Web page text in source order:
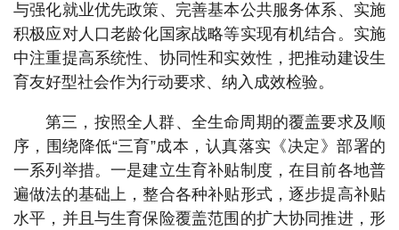
与强化就业优先政策、完善基本公共服务体系、实施
积极应对人口老龄化国家战略等实现有机结合。实施
中注重提高系统性、协同性和实效性，把推动建设生
育友好型社会作为行动要求、纳入成效检验。
第三，按照全人群、全生命周期的覆盖要求及顺
序，围绕降低“三育”成本，认真落实《决定》部署的
一系列举措。一是建立生育补贴制度，在目前各地普
遍做法的基础上，整合各种补贴形式，逐步提高补贴
水平，并且与生育保险覆盖范围的扩大协同推进，形